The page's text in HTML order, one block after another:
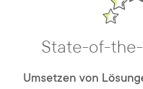
State-of-
Umsetzen von